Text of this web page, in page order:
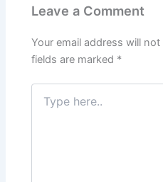
Leave a Comment
Your email address will
fields are marked *
Type
here..